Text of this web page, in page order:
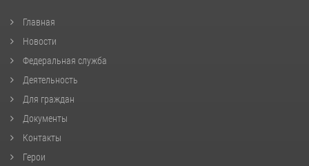
Главная
Новости
Федеральная служба
Деятельность
Для граждан
Документы
Контакты
Герои